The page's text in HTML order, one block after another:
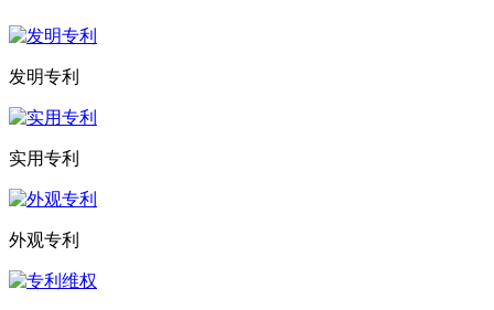
发明专利
实用专利
外观专利